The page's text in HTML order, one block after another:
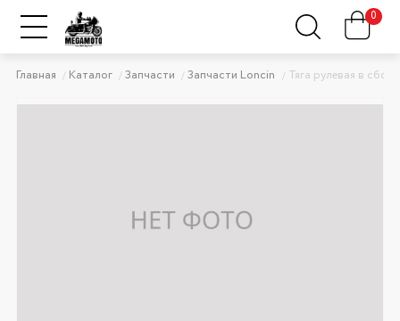
0
Главная Каталог Запчасти Запчасти Loncin Тяга рулевая в сборе